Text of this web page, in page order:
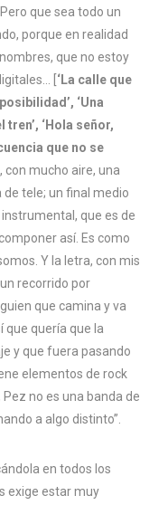
que sea todo un
porque en realidad
que no estoy
[‘La calle que
‘Una
‘Hola señor,
que no se
con mucho aire, una
tele; un final medio
que es de
así. Es como
Y la letra, con mis
recorrido por
que camina y va
que quería que la
y que fuera pasando
elementos de rock
no es una banda de
a algo distinto”.
en todos los
exige estar muy